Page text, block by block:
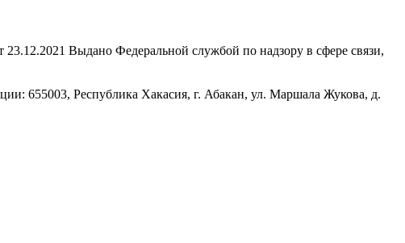
Выдано Федеральной службой по надзору в сфере связи,
655003, Республика Хакасия, г. Абакан, ул. Маршала Жукова, д.